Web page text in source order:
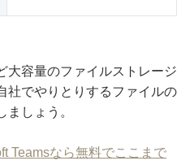
大容量のファイルストレージ
社でやりとりするファイルの
しょう。
Teamsなら無料でここまで